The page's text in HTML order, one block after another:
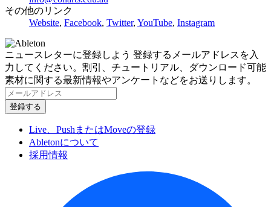
その他のリンク
Website, Facebook, Twitter, YouTube, Instagram
ニュースレターに登録しよう 登録するメールアドレスを入
力してください。割引、チュートリアル、ダウンロード可能
素材に関する最新情報やアンケートなどをお送りします。
Live、PushまたはMoveの登録
Abletonについて
採用情報